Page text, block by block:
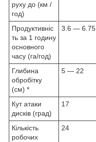
руху до (км /
год)
Продуктивніс
ть за 1 годину
основного
часу (га/год)
3.6 — 6.75
Глибина
обробітку
(см) *
5 — 22
Кут атаки
дисків (град)
17
Кількість
робочих
24